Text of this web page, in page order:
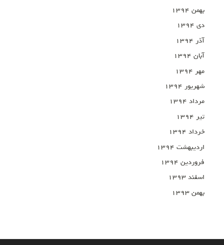
بهمن ۱۳۹۴
دی ۱۳۹۴
آذر ۱۳۹۴
آبان ۱۳۹۴
مهر ۱۳۹۴
شهریور ۱۳۹۴
مرداد ۱۳۹۴
تیر ۱۳۹۴
خرداد ۱۳۹۴
اردیبهشت ۱۳۹۴
فروردین ۱۳۹۴
اسفند ۱۳۹۳
بهمن ۱۳۹۳